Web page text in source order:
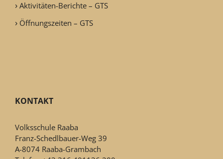
Aktivitäten-Berichte – GTS
Öffnungszeiten – GTS
KONTAKT
Volksschule Raaba
Franz-Schedlbauer-Weg 39
A-8074 Raaba-Grambach